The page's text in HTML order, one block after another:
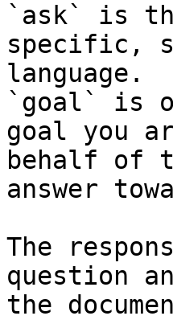
`ask` is
specific,
language.
`goal` is
goal you
behalf of
answer
The
question
the